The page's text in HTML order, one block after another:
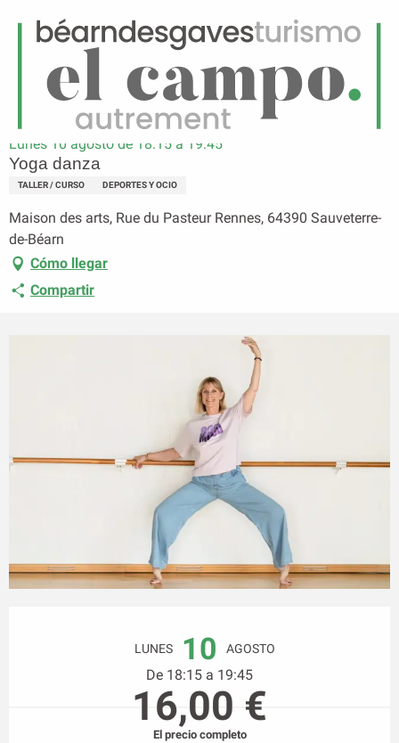
Menú
Página principal Yoga danza
Lunes 10 agosto de 18:15 a 19:45
Yoga danza
TALLER / CURSO DEPORTES Y OCIO
Maison des arts, Rue du Pasteur Rennes, 64390 Sauveterre-
de-Béarn
Cómo llegar
Compartir
LUNES 10 AGOSTO
De 18:15 a 19:45
16,00 €
El precio completo